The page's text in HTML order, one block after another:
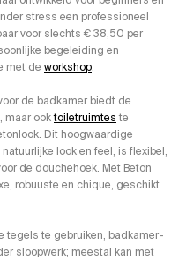
stress een professioneel
voor slechts € 38,50 per
begeleiding en
met de workshop.
de badkamer biedt de
, maar ooktoiletruimteste
Dit hoogwaardige
look en feel, is flexibel,
de douchehoek. Met Beton
robuuste en chique, geschikt
tegels te gebruiken, badkamer-
sloopwerk; meestal kan met